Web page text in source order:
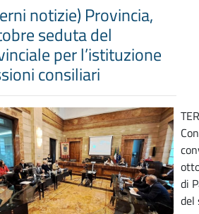
notizie) Provincia,
seduta del
per l’istituzione
consiliari
di
del